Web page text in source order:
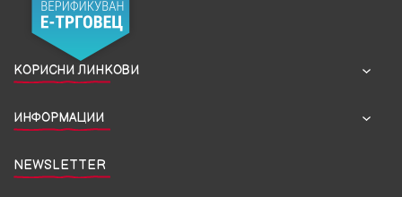
КОРИСНИ ЛИНКОВИ
ИНФОРМАЦИИ
NEWSLETTER